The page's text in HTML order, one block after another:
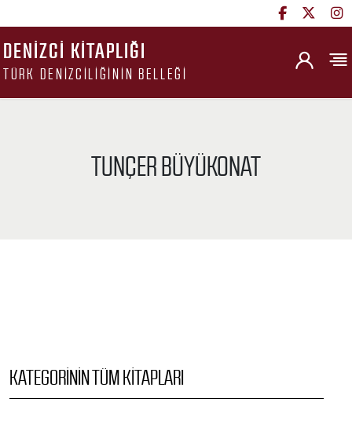
DENIZCI KITAPLIĞI
TÜRK DENIZCILIĞININ BELLEĞI
TUNÇER BÜYÜKONAT
KATEGORININ TÜM KITAPLARI